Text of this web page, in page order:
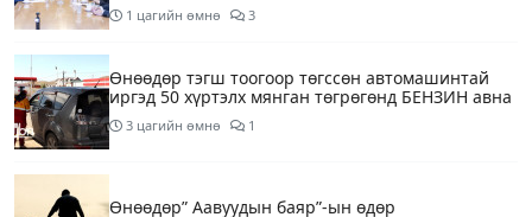
1 цагийн өмнө 3
Өнөөдөр тэгш тоогоор төгссөн автомашинтай
иргэд 50 хүртэлх мянган төгрөгөнд БЕНЗИН авна
3 цагийн өмнө 1
Өнөөдөр” Аавуудын баяр”-ын өдөр